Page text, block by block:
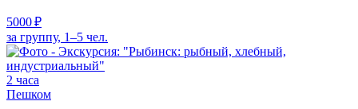
5000 ₽
за группу, 1–5 чел.
2 часа
Пешком